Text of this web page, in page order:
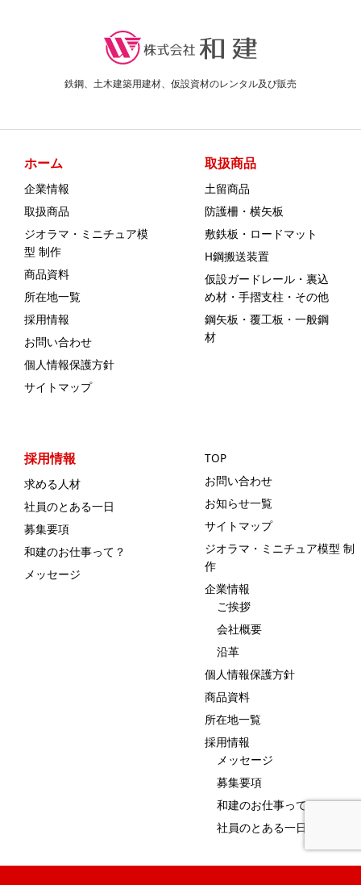
鉄鋼、土木建築用建材、仮設資材のレンタル及び販売
ホーム
企業情報
取扱商品
ジオラマ・ミニチュア模
型 制作
商品資料
所在地一覧
採用情報
お問い合わせ
個人情報保護方針
サイトマップ
取扱商品
土留商品
防護柵・横矢板
敷鉄板・ロードマット
H鋼搬送装置
仮設ガードレール・裏込
め材・手摺支柱・その他
鋼矢板・覆工板・一般鋼
材
採用情報
求める人材
社員のとある一日
募集要項
和建のお仕事って？
メッセージ
TOP
お問い合わせ
お知らせ一覧
サイトマップ
ジオラマ・ミニチュア模型 制
作
企業情報
ご挨拶
会社概要
沿革
個人情報保護方針
商品資料
所在地一覧
採用情報
メッセージ
募集要項
和建のお仕事って？
社員のとある一日